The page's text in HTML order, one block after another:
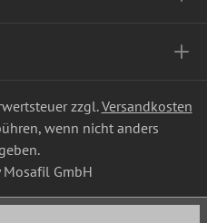
zzgl.Versandkosten
wenn nicht anders
GmbH